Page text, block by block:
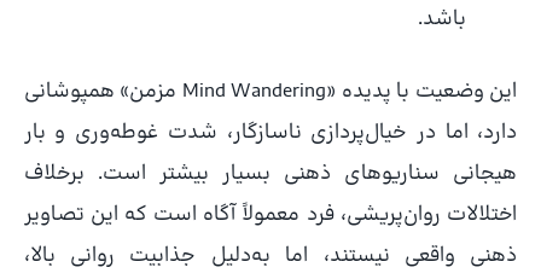
باشد.
این وضعیت با پدیده «Mind Wandering مزمن» همپوشانی
دارد، اما در خیال‌پردازی ناسازگار، شدت غوطه‌وری و بار
هیجانی سناریوهای ذهنی بسیار بیشتر است. برخلاف
اختلالات روان‌پریشی، فرد معمولاً آگاه است که این تصاویر
ذهنی واقعی نیستند، اما به‌دلیل جذابیت روانی بالا،